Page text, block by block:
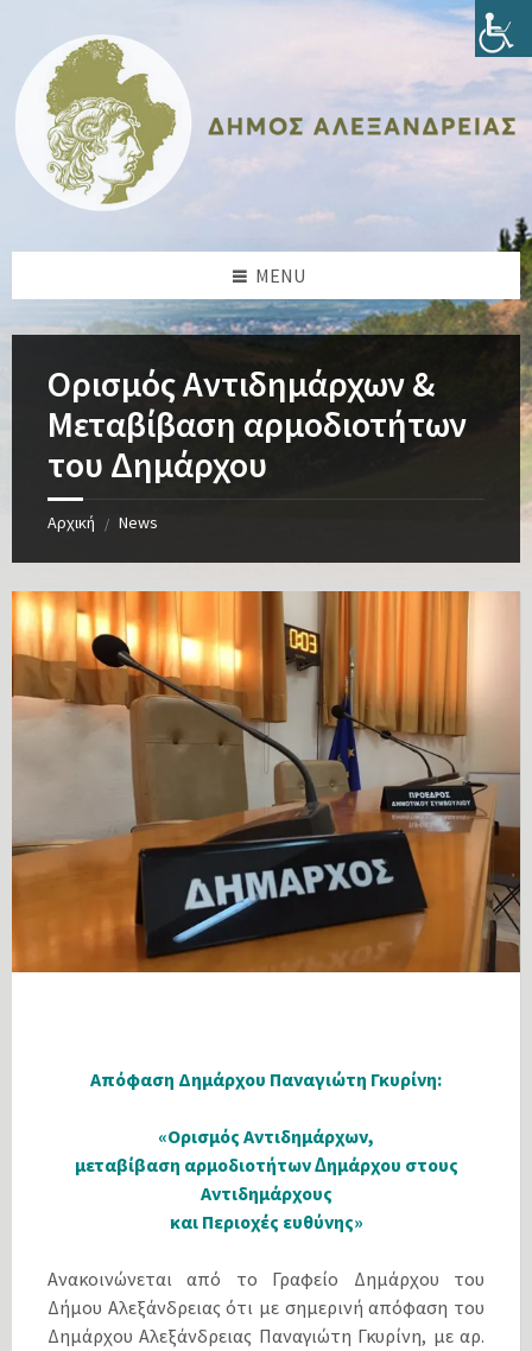
content
sidebar
sidebar
footer
MENU
Ορισμός Αντιδημάρχων &
Μεταβίβαση αρμοδιοτήτων
του Δημάρχου
Αρχική / News
Απόφαση Δημάρχου Παναγιώτη Γκυρίνη:
«Ορισµός Αντιδηµάρχων,
µεταβίβαση αρµοδιοτήτων ∆ηµάρχου στους
Αντιδηµάρχους
και Περιοχές ευθύνης»
Ανακοινώνεται από το Γραφείο Δημάρχου του
Δήμου Αλεξάνδρειας ότι με σημερινή απόφαση του
Δημάρχου Αλεξάνδρειας Παναγιώτη Γκυρίνη, με αρ.